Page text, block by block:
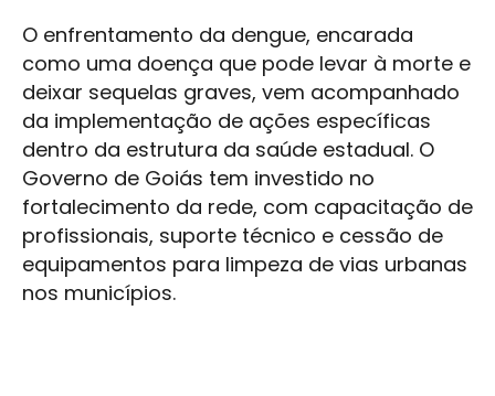
O enfrentamento da dengue, encarada
como uma doença que pode levar à morte e
deixar sequelas graves, vem acompanhado
da implementação de ações específicas
dentro da estrutura da saúde estadual. O
Governo de Goiás tem investido no
fortalecimento da rede, com capacitação de
profissionais, suporte técnico e cessão de
equipamentos para limpeza de vias urbanas
nos municípios.